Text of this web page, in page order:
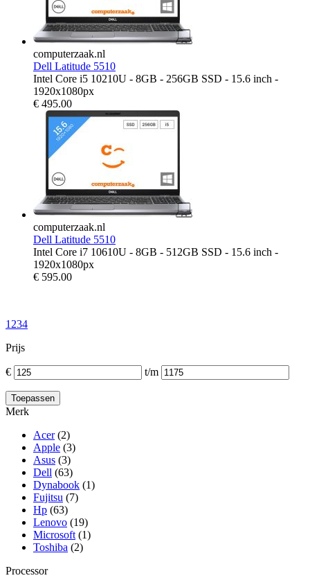
computerzaak.nl
Dell Latitude 5510
Intel Core i5 10210U - 8GB - 256GB SSD - 15.6 inch -
1920x1080px
€ 495.00
computerzaak.nl
Dell Latitude 5510
Intel Core i7 10610U - 8GB - 512GB SSD - 15.6 inch -
1920x1080px
€ 595.00
1 234
Prijs
€ t/m
Merk
Acer(2)
Apple (3)
Asus (3)
Dell (63)
Dynabook (1)
Fujitsu (7)
Hp (63)
Lenovo (19)
Microsoft (1)
Toshiba (2)
Processor